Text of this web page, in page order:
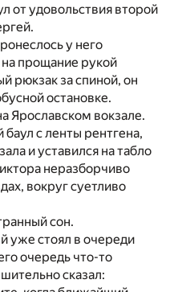
от удовольствия второй
у него
прощание рукой
рюкзак за спиной, он
остановке.
Ярославском вокзале.
с ленты рентгена,
и уставился на табло
неразборчиво
вокруг суетливо
сон.
уже стоял в очереди
очередь что-то
сказал: